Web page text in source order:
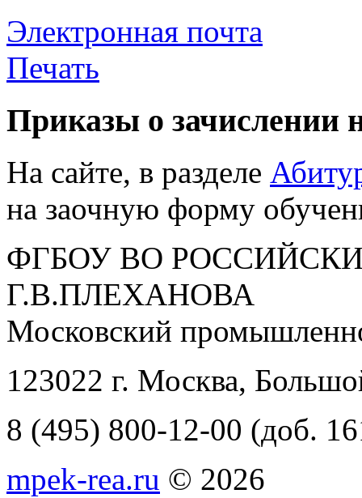
Электронная почта
Печать
Приказы о зачислении
На сайте, в разделе
на заочную форму
ФГБОУ ВО
Г.В.ПЛЕХАНОВА
Московский
123022 г. Москва,
8 (495) 800-12-00 (доб.
mpek-rea.ru © 2026